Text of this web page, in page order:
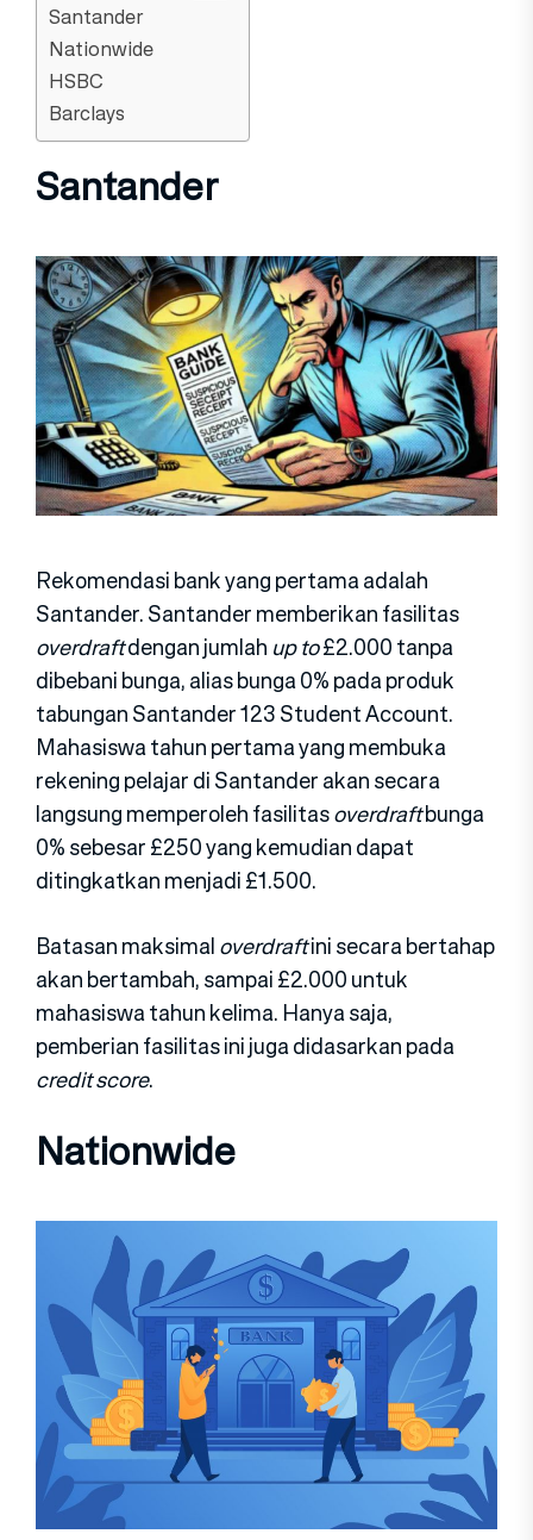
Santander
Nationwide
HSBC
Barclays
Santander
Rekomendasi bank yang pertama adalah
Santander. Santander memberikan fasilitas
overdraftdengan jumlah up to£2.000 tanpa
dibebani bunga, alias bunga 0% pada produk
tabungan Santander 123 Student Account.
Mahasiswa tahun pertama yang membuka
rekening pelajar di Santander akan secara
langsung memperoleh fasilitasoverdraftbunga
0% sebesar £250 yang kemudian dapat
ditingkatkan menjadi £1.500.
Batasan maksimaloverdraftini secara bertahap
akan bertambah, sampai £2.000 untuk
mahasiswa tahun kelima. Hanya saja,
pemberian fasilitas ini juga didasarkan pada
credit score.
Nationwide